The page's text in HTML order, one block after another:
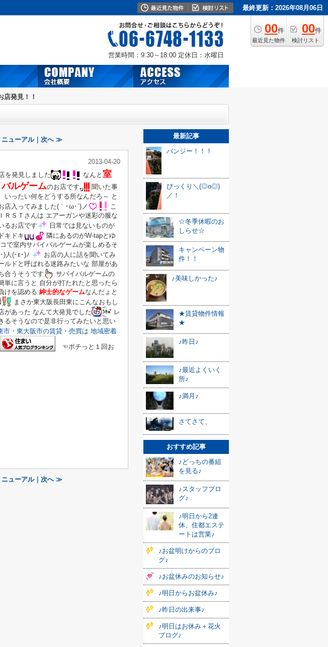
最終更新：2026年08月06日
00件
最近見た物件
00件
検討リスト
営業時間：9:30～18:00 定休日：水曜日
店発見！！
ニューアル｜次へ ≫
2013-04-20
を発見しました なんと 室
ルゲームのお店です
聞いた事
いったい何をどうする所なんだろ～ と
店入ってみました(｀･ω･´)ノ
こ
ＲＳＴさんは エアーガンや迷彩の服な
るお店です
日常では見ないものが
キドキ
隣にあるのがW-tapとゆ
で室内サバイバルゲームが楽しめるそ
)人(･ε･)ﾉ
お店の人に話を聞いてみ
ルドと呼ばれる迷路みたいな 部屋があ
合うそうです
サバイバルゲームの
単に言うと 自分が打たれたと思ったら
けを認める 紳士的なゲームなんだょと
まさか東大阪長田東にこんなおもし
があった なんて大発見でした
レ
るそうなので是非行ってみたいと思い
市・東大阪市の賃貸・売買は 地域密着
☜ポチっと１回お
ニューアル｜次へ ≫
最新記事
バンジー！！！
びっくり＼(◎o◎)
／！
☆冬季休暇のお
しらせ☆
キャンペーン物
件！！
♪美味しかった♪
★賃貸物件情報
★
♪昨日♪
♪最近よくいく
所♪
♪満月♪
さてさて、
おすすめ記事
♪どっちの番組
を見る♪
♪スタッフブロ
グ♪
♪明日から2連
休、住都エステ
ートは営業♪
♪お盆明けからのブロ
グ♪
♪お盆休みのお知らせ♪
♪明日からお盆休み♪
♪昨日の出来事♪
♪明日はお休み＋花火
ブログ♪